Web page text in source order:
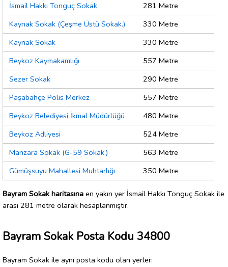
İsmail Hakkı Tonguç Sokak
281 Metre
Kaynak Sokak (Çeşme Üstü Sokak.)
330 Metre
Kaynak Sokak
330 Metre
Beykoz Kaymakamlığı
557 Metre
Sezer Sokak
290 Metre
Paşabahçe Polis Merkez
557 Metre
Beykoz Belediyesi İkmal Müdürlüğü
480 Metre
Beykoz Adliyesi
524 Metre
Manzara Sokak (G-59 Sokak.)
563 Metre
Gümüşsuyu Mahallesi Muhtarlığı
350 Metre
Bayram Sokak haritasına en yakın yer İsmail Hakkı Tonguç Sokak ile
arası 281 metre olarak hesaplanmıştır.
Bayram Sokak Posta Kodu 34800
Bayram Sokak ile aynı posta kodu olan yerler: